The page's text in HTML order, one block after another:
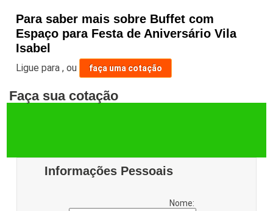
Para saber mais sobre Buffet com
Espaço para Festa de Aniversário Vila
Isabel
Ligue para,ou faça uma cotação
Faça sua cotação
Informações Pessoais
Nome: